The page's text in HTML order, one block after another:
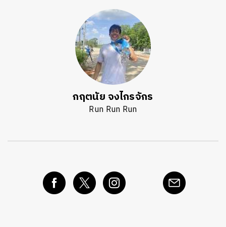
กฤตนัย จงไกรจักร
Run Run Run